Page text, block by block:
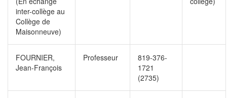
inter-collège au
Collège de
Maisonneuve)
FOURNIER,
Jean-François
Professeur
819-376-
1721
(2735)